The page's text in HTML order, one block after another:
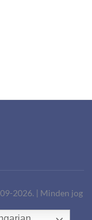
2026. | Minden jog